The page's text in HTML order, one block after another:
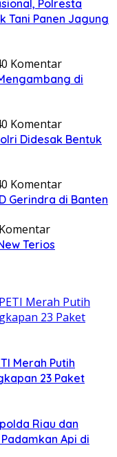
Polresta
Tani Panen Jagung
0 Komentar
di
0 Komentar
Didesak Bentuk
0 Komentar
Gerindra di Banten
Terios
Merah Putih
23 Paket
Riau dan
Api di